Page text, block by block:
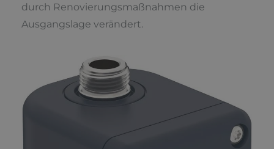
durch Renovierungsmaßnahmen die
Ausgangslage verändert.